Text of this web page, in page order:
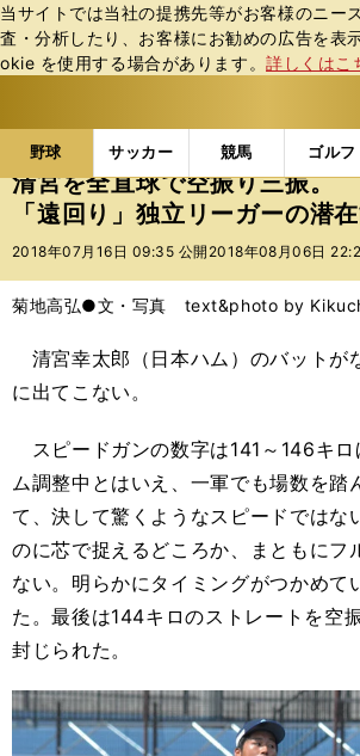
当サイトでは当社の提携先等がお客様のニー
査・分析したり、お客様にお勧めの広告を表
okie を使⽤する場合があります。詳しくはこ
野球 サッカー 競馬 ゴルフ
b
ス
ポ
ル
バ
野球の記事一覧 高校野球他
清宮を全直球で空振り三振。
「遠回り」独立リーガーの潜
2018年07月16日 09:35 公開 2018年08月06日
菊地高弘●文・写真 text&photo by
清宮幸太郎（日本ハム）のバットが
に出てこない。
スピードガンの数字は141～146キロ
ム調整中とはいえ、一軍でも場数を踏
て、決して驚くようなスピードではな
のに芯で捉えるどころか、まともにフ
ない。明らかにタイミングがつかめて
た。最後は144キロのストレートを空
封じられた。